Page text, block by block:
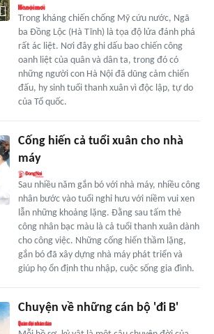
Trong kháng chiến chống Mỹ cứu nước, Ngã
ba Đồng Lộc (Hà Tĩnh) là tọa độ lửa đánh phá
rất ác liệt. Nơi đây ghi dấu bao chiến công
oanh liệt của quân và dân ta, trong đó có
những người con Hà Nội đã dũng cảm chiến
đấu, hy sinh tuổi thanh xuân vì độc lập, tự do
của Tổ quốc.
Cống hiến cả tuổi xuân cho nhà
máy
Sau nhiều năm gắn bó với nhà máy, nhiều công
nhân bước vào tuổi nghỉ hưu với niềm vui xen
lẫn những khoảng lặng. Đằng sau tấm thẻ
công nhân bạc màu là cả tuổi thanh xuân dành
cho công việc. Những cống hiến thầm lặng,
gắn bó đã xây dựng nhà máy phát triển và
giúp họ ổn định thu nhập, cuộc sống gia đình.
Chuyện về những cán bộ 'đi B'